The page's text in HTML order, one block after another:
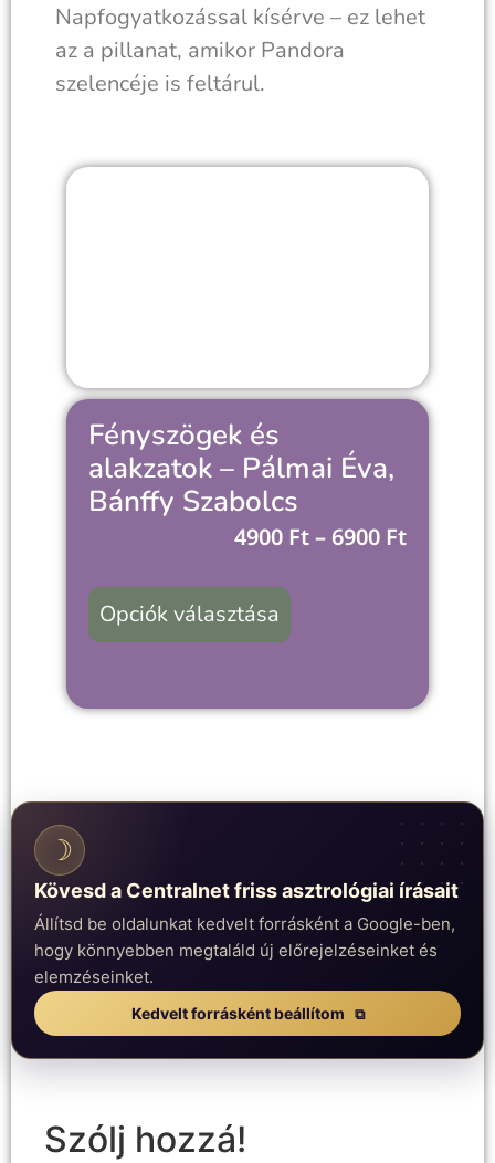
Napfogyatkozással kísérve – ez lehet
az a pillanat, amikor Pandora
szelencéje is feltárul.
Fényszögek és
alakzatok – Pálmai Éva,
Bánffy Szabolcs
4900 Ft– 6900 Ft
Opciók választása
☽
Kövesd a Centralnet friss asztrológiai írásait
Állítsd be oldalunkat kedvelt forrásként a Google-ben,
hogy könnyebben megtaláld új előrejelzéseinket és
elemzéseinket.
Kedvelt forrásként beállítom
Szólj hozzá!